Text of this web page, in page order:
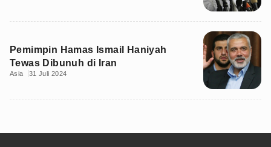
Pemimpin Hamas Ismail Haniyah
Tewas Dibunuh di Iran
Asia 31 Juli 2024